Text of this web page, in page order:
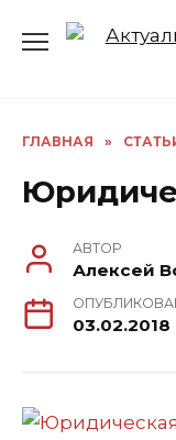
ГЛАВНАЯ »
АВТОР
Алексей
03.02.2018